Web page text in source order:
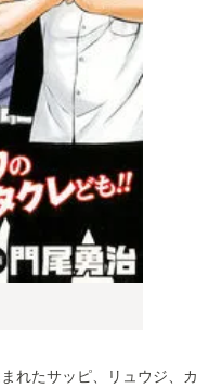
れたサッピ、リュウジ、カ